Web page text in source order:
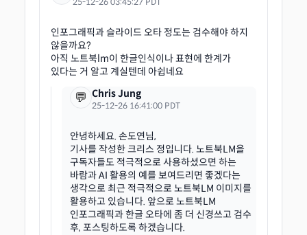
인포그래픽과 슬라이드 오타 정도는 검수해야 하지
않을까요?
아직 노트북lm이 한글인식이나 표현에 한계가
💬 Chris Jung
25-12-26 16:41:00 PDT
안녕하세요. 손도연님,
기사를 작성한 크리스 정입니다. 노트북LM을
구독자들도 적극적으로 사용하셨으면 하는
바람과 AI 활용의 예를 보여드리면 좋겠다는
생각으로 최근 적극적으로 노트북LM 이미지를
활용하고 있습니다. 앞으로 노트북LM
인포그래픽과 한글 오타에 좀 더 신경쓰고 검수
후, 포스팅하도록 하겠습니다.